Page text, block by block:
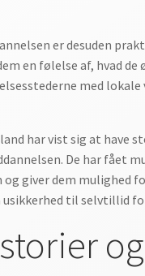
er desuden
en følelse af, hvad
med
har vist sig at have
De har fået
og giver dem mulighed
til selvtillid